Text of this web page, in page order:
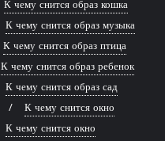
К чему снится образ кошка
К чему снится образ музыка
К чему снится образ птица
К чему снится образ ребенок
К чему снится образ сад
К чему снится окно
К чему снится окно